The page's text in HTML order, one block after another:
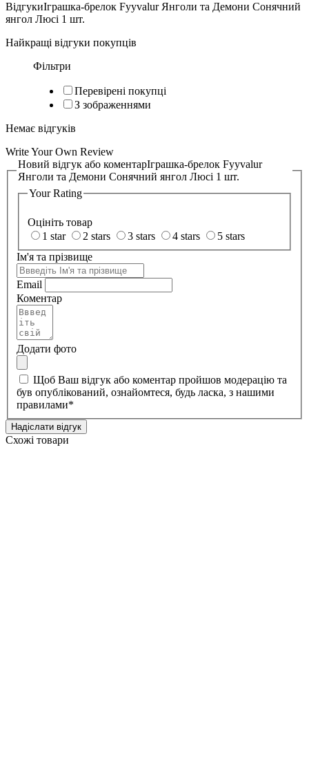
ВідгукиІграшка-брелок Fyyvalur Янголи та Демони Сонячний
янгол Люсі 1 шт.
Найкращі відгуки покупців
Фільтри
Перевірені покупці
З зображеннями
Немає відгуків
Write Your Own Review
Новий відгук або коментарІграшка-брелок Fyyvalur
Янголи та Демони Сонячний янгол Люсі 1 шт.
Your Rating
Оцініть товар
1 star
2 stars 3 stars 4 stars
5 stars
Ім'я та прізвище
Email
Коментар
Додати фото
Щоб Ваш відгук або коментар пройшов модерацію та
був опублікований, ознайомтеся, будь ласка, з нашими
правилами*
Надіслати відгук
Схожі товари